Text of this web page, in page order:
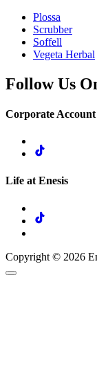
Plossa
Scrubber
Soffell
Vegeta Herbal
Follow Us
Corporate Account
Life at Enesis
Copyright © 2026